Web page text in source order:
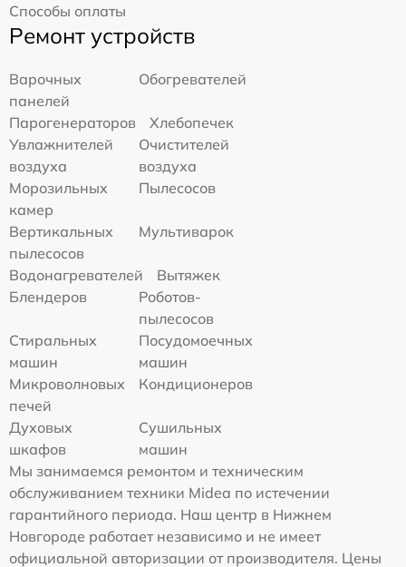
Способы оплаты
Ремонт устройств
Варочных
панелей
Обогревателей
Парогенераторов
Хлебопечек
Увлажнителей
воздуха
Очистителей
воздуха
Морозильных
камер
Пылесосов
Вертикальных
пылесосов
Мультиварок
Водонагревателей
Вытяжек
Блендеров
Роботов-
пылесосов
Стиральных
машин
Посудомоечных
машин
Микроволновых
печей
Кондиционеров
Духовых
шкафов
Сушильных
машин
Мы занимаемся ремонтом и техническим
обслуживанием техники Midea по истечении
гарантийного периода. Наш центр в Нижнем
Новгороде работает независимо и не имеет
официальной авторизации от производителя. Цены